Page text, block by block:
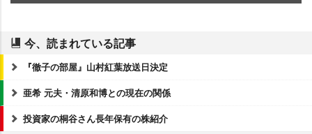
今、読まれている記事
『徹子の部屋』山村紅葉放送日決定
亜希 元夫・清原和博との現在の関係
投資家の桐谷さん長年保有の株紹介